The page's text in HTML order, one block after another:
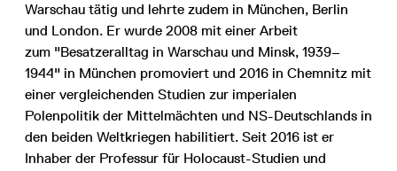
Warschau tätig und lehrte zudem in München, Berlin
und London. Er wurde 2008 mit einer Arbeit
zum "Besatzeralltag in Warschau und Minsk, 1939–
1944" in München promoviert und 2016 in Chemnitz mit
einer vergleichenden Studien zur imperialen
Polenpolitik der Mittelmächten und NS-Deutschlands in
den beiden Weltkriegen habilitiert. Seit 2016 ist er
Inhaber der Professur für Holocaust-Studien und